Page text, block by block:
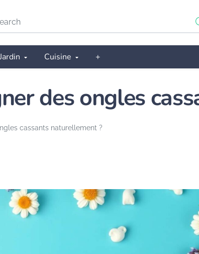
Cuisine +
cassants naturellement ?
des ongles